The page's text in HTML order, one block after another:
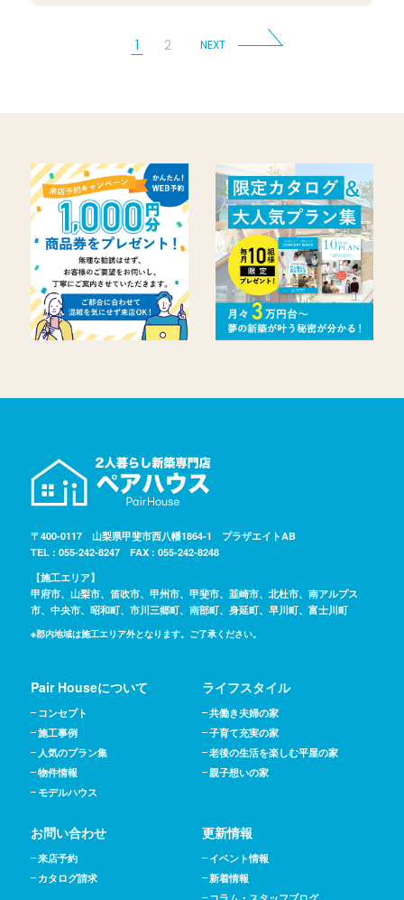
1 2 NEXT
〒400-0117 山梨県甲斐市西八幡1864-1 プラザエイトAB
TEL : 055-242-8247 FAX : 055-242-8248
【施工エリア】
甲府市、山梨市、笛吹市、甲州市、甲斐市、韮崎市、北杜市、南アルプス
市、中央市、昭和町、市川三郷町、南部町、身延町、早川町、富士川町
※郡内地域は施工エリア外となります。ご了承ください。
Pair Houseについて
コンセプト
施工事例
人気のプラン集
物件情報
モデルハウス
ライフスタイル
共働き夫婦の家
子育て充実の家
老後の生活を楽しむ平屋の家
親子想いの家
お問い合わせ
来店予約
カタログ請求
更新情報
イベント情報
新着情報